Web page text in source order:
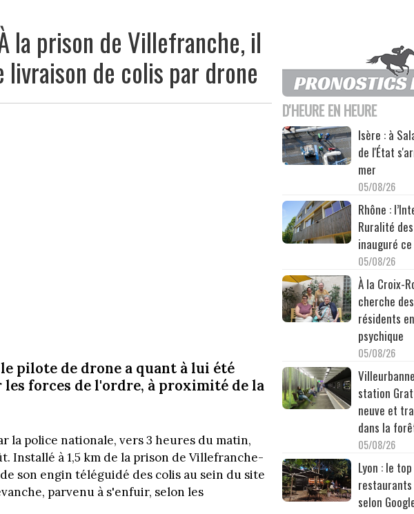
la prison de Villefranche, il
de colis par drone
pilote de drone a quant à lui été
forces de l'ordre, à proximité de la
la police nationale, vers 3 heures du matin,
Installé à 1,5 km de la prison de Villefranche-
son engin téléguidé des colis au sein du site
parvenu à s'enfuir, selon les
D'HEURE EN HEURE
Isère : à
de l'État
mer
05/08/26
Rhône :
Ruralité
inauguré
05/08/26
À la Croix-
cherche
résidents
psychique
05/08/26
station
neuve et
dans la
05/08/26
Lyon : le
selon